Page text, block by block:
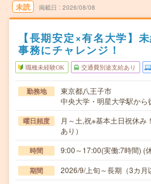
未読 掲載日 2026/08/08
【長期安定×有名大学】
事務にチャレンジ！
職種未経験OK 交通費別途支給あり
勤務地
東京都八王子市
中央大学・明星大学駅から
曜日頻度
月～土,祝※基本土日祝休み
あり）
時間 9:00～17:00(実働:7時間) (
期間 2026/9/上旬～長期（3カ